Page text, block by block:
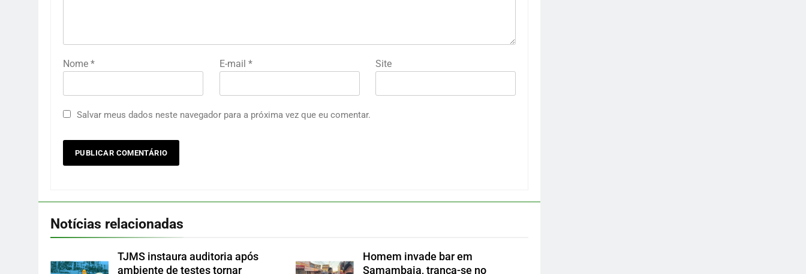
Nome * E-mail * Site
Salvar meus dados neste navegador para a próxima vez que eu comentar.
Notícias relacionadas
TJMS instaura auditoria após
ambiente de testes tornar
Homem invade bar em
Samambaia, tranca-se no